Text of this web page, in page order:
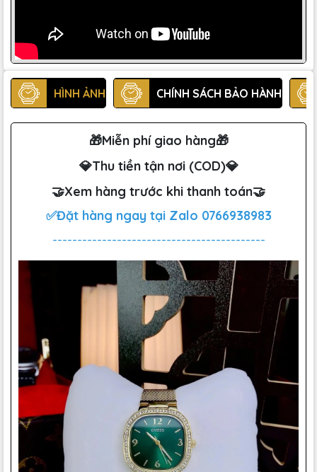
HÌNH ẢNH CHÍNH SÁCH BẢO HÀNH
🎁Miễn phí giao hàng🎁
💎Thu tiền tận nơi (COD)💎
🤝Xem hàng trước khi thanh toán🤝
✅Đặt hàng ngay tại Zalo 0766938983
-------------------------------------------